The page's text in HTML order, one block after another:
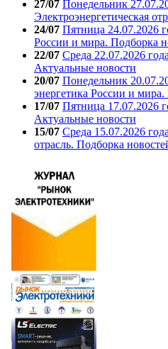
27/07 Понедельник
Электроэнергетическая
24/07 Пятница 24.07.2026
России и мира. Подборка
22/07 Среда 22.07.2026
Актуальные новости
20/07 Понедельник
энергетика России и
17/07 Пятница 17.07.2026
Актуальные новости
15/07 Среда 15.07.2026
отрасль. Подборка